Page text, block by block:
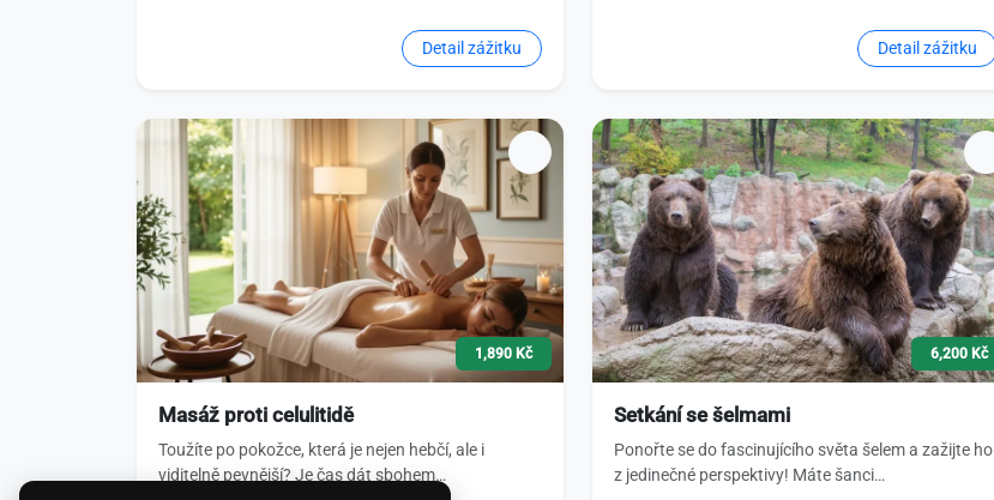
Detail zážitku Detail zážitku
1,890 Kč
Masáž proti celulitidě
Toužíte po pokožce, která je nejen hebčí, ale i
viditelně pevnější? Je čas dát sbohem…
6,200 Kč
Setkání se šelmami
Ponořte se do fascinujícího světa šelem a zažijte ho
z jedinečné perspektivy! Máte šanci…